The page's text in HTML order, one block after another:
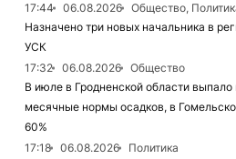
17:44
06.08.2026
Общество,
Назначено три новых начальника в
УСК
17:32
06.08.2026
Общество
В июле в Гродненской области выпало
месячные нормы осадков, в
60%
17:18
06.08.2026
Политика